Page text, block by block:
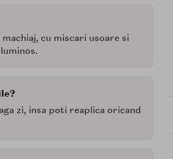
cu miscari usoare si
zi, insa poti reaplica oricand